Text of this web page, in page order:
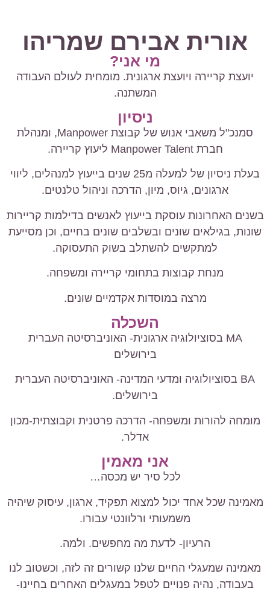
אורית אבירם שמריהו
מי אני?
יועצת קריירה ויועצת ארגונית. מומחית לעולם העבודה
המשתנה.
ניסיון
סמנכ"ל משאבי אנוש של קבוצת Manpower, ומנהלת
חברת Manpower Talent ליעוץ קריירה.
בעלת ניסיון של למעלה מ25 שנים בייעוץ למנהלים, ליווי
ארגונים, גיוס, מיון, הדרכה וניהול טלנטים.
בשנים האחרונות עוסקת בייעוץ לאנשים בדילמות קריירות
שונות, בגילאים שונים ובשלבים שונים בחיים, וכן מסייעת
למתקשים להשתלב בשוק התעסוקה.
מנחת קבוצות בתחומי קריירה ומשפחה.
מרצה במוסדות אקדמיים שונים.
השכלה
MA בסוציולוגיה ארגונית- האוניברסיטה העברית
בירושלים
BA בסוציולוגיה ומדעי המדינה- האוניברסיטה העברית
בירושלים.
מומחה להורות ומשפחה- הדרכה פרטנית וקבוצתית-מכון
אדלר.
אני מאמין
לכל סיר יש מכסה…
מאמינה שכל אחד יכול למצוא תפקיד, ארגון, עיסוק שיהיה
משמעותי ורלוונטי עבורו.
הרעיון- לדעת מה מחפשים. ולמה.
מאמינה שמעגלי החיים שלנו קשורים זה לזה, וכשטוב לנו
בעבודה, נהיה פנויים לטפל במעגלים האחרים בחיינו-